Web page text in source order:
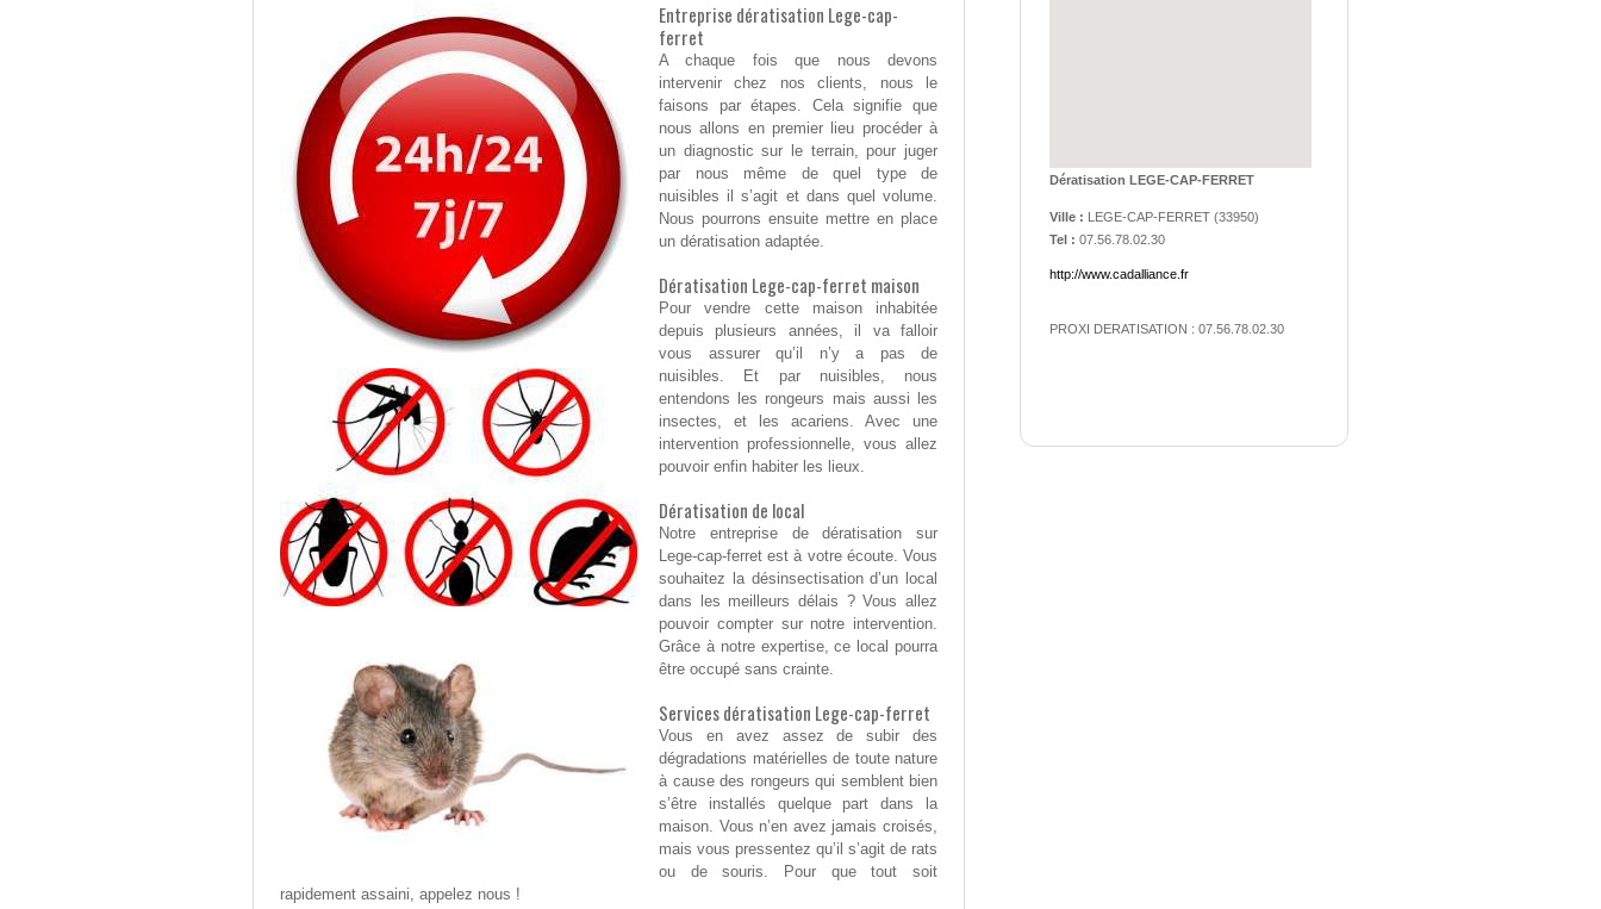
Entreprise dératisation Lege-cap-
ferret
A chaque fois que nous devons
intervenir chez nos clients, nous le
faisons par étapes. Cela signifie que
nous allons en premier lieu procéder à
un diagnostic sur le terrain, pour juger
par nous même de quel type de
nuisibles il s’agit et dans quel volume.
Nous pourrons ensuite mettre en place
un dératisation adaptée.
Dératisation Lege-cap-ferret maison
Pour vendre cette maison inhabitée
depuis plusieurs années, il va falloir
vous assurer qu’il n’y a pas de
nuisibles. Et par nuisibles, nous
entendons les rongeurs mais aussi les
insectes, et les acariens. Avec une
intervention professionnelle, vous allez
pouvoir enfin habiter les lieux.
Dératisation de local
Notre entreprise de dératisation sur
Lege-cap-ferret est à votre écoute. Vous
souhaitez la désinsectisation d’un local
dans les meilleurs délais ? Vous allez
pouvoir compter sur notre intervention.
Grâce à notre expertise, ce local pourra
être occupé sans crainte.
Services dératisation Lege-cap-ferret
Vous en avez assez de subir des
dégradations matérielles de toute nature
à cause des rongeurs qui semblent bien
s’être installés quelque part dans la
maison. Vous n’en avez jamais croisés,
mais vous pressentez qu’il s’agit de rats
ou de souris. Pour que tout soit
rapidement assaini, appelez nous !
Dératisation LEGE-CAP-FERRET
Ville : LEGE-CAP-FERRET (33950)
Tel : 07.56.78.02.30
http://www.cadalliance.fr
PROXI DERATISATION : 07.56.78.02.30